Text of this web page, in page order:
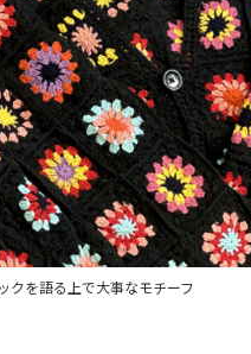
クを語る上で大事なモチーフ